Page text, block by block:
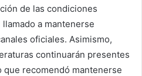
de las condiciones
a mantenerse
oficiales. Asimismo,
continuarán presentes
recomendó mantenerse